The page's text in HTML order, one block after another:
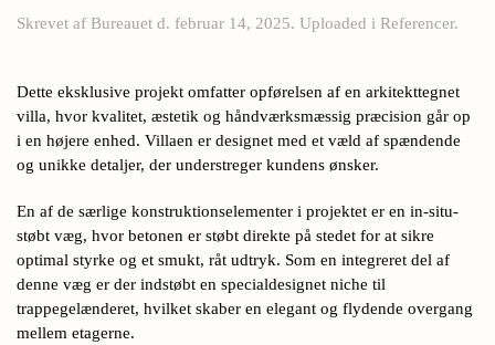
Skrevet af Bureauet d. februar 14, 2025. Uploaded i Referencer.
Dette eksklusive projekt omfatter opførelsen af en arkitekttegnet
villa, hvor kvalitet, æstetik og håndværksmæssig præcision går op
i en højere enhed. Villaen er designet med et væld af spændende
og unikke detaljer, der understreger kundens ønsker.
En af de særlige konstruktionselementer i projektet er en in-situ-
støbt væg, hvor betonen er støbt direkte på stedet for at sikre
optimal styrke og et smukt, råt udtryk. Som en integreret del af
denne væg er der indstøbt en specialdesignet niche til
trappegelænderet, hvilket skaber en elegant og flydende overgang
mellem etagerne.